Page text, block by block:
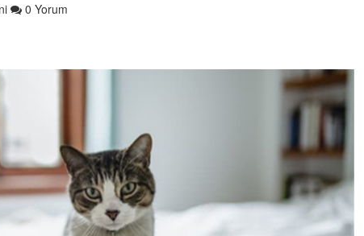
0 Yorum
Çıkarması
Söz
Neden
Özellikleri
Tüm İnsanların Ders Çıkarması
Gereken 26 Hayvansever Söz
Anne Kedi Yavrusunu Neden
Reddeder ve Terk Eder?